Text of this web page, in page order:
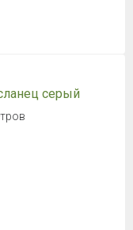
серый